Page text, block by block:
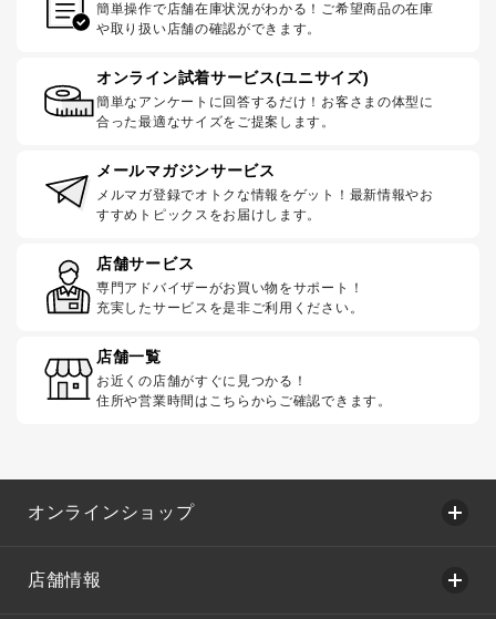
簡単操作で店舗在庫状況がわかる！ご希望商品の在庫
や取り扱い店舗の確認ができます。
オンライン試着サービス(ユニサイズ)
簡単なアンケートに回答するだけ！お客さまの体型に
合った最適なサイズをご提案します。
メールマガジンサービス
メルマガ登録でオトクな情報をゲット！最新情報やお
すすめトピックスをお届けします。
店舗サービス
専門アドバイザーがお買い物をサポート！
充実したサービスを是非ご利用ください。
店舗一覧
お近くの店舗がすぐに見つかる！
住所や営業時間はこちらからご確認できます。
オンラインショップ
店舗情報